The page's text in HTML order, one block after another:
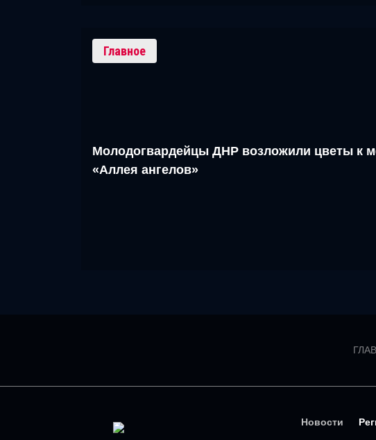
Главное
Молодогвардейцы ДНР возложили цветы к
«Аллея ангелов»
Новости